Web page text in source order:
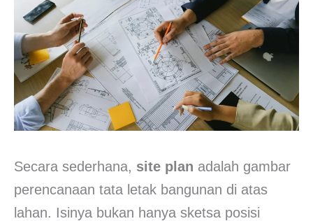
Secara sederhana, site plan adalah gambar
perencanaan tata letak bangunan di atas
lahan. Isinya bukan hanya sketsa posisi